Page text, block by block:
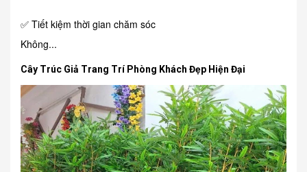
✅ Tiết kiệm thời gian chăm sóc
Không...
Cây Trúc Giả Trang Trí Phòng Khách Đẹp Hiện Đại